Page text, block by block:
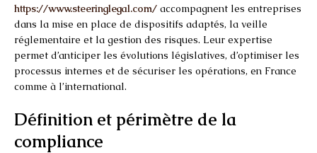
https://www.steeringlegal.com/ accompagnent les entreprises
dans la mise en place de dispositifs adaptés, la veille
réglementaire et la gestion des risques. Leur expertise
permet d’anticiper les évolutions législatives, d’optimiser les
processus internes et de sécuriser les opérations, en France
comme à l’international.
Définition et périmètre de la
compliance